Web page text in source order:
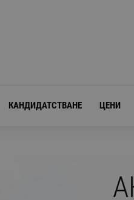
КАНДИДАТСТВАНЕ ЦЕНИ